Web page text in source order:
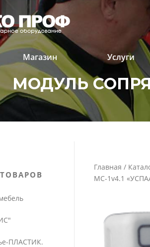
Магазин Услуги
МОДУЛЬ
Главная /
МС-1v4.1
ПЛАСТИК.